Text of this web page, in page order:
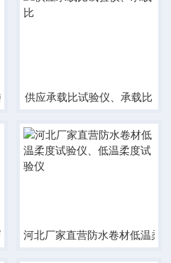
土填充性试验箱
供应承载比试验仪、承载比
家价格河北厂家直营防水卷材低温柔